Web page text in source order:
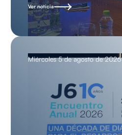
Ver noticia
Miércoles 5 de agosto de 2026